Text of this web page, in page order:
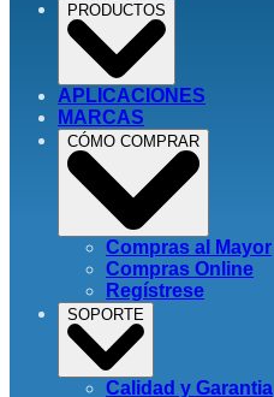
PRODUCTOS
APLICACIONES
MARCAS
CÓMO COMPRAR
Compras al Mayor
Compras Online
Regístrese
SOPORTE
Calidad y Garantia